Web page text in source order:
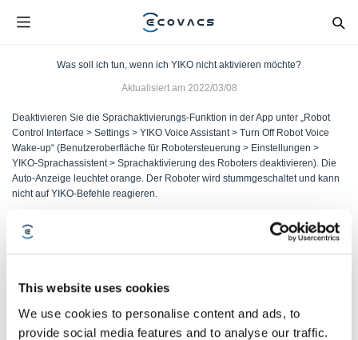
This website uses cookies
We use cookies to personalise content and ads, to
provide social media features and to analyse our traffic.
Was soll ich tun, wenn ich YIKO nicht aktivieren möchte?
Aktualisiert am 2022/03/08
Deaktivieren Sie die Sprachaktivierungs-Funktion in der App unter „Robot
Control Interface > Settings > YIKO Voice Assistant > Turn Off Robot Voice
Wake-up“ (Benutzeroberfläche für Robotersteuerung > Einstellungen >
YIKO-Sprachassistent > Sprachaktivierung des Roboters deaktivieren). Die
Auto-Anzeige leuchtet orange. Der Roboter wird stummgeschaltet und kann
nicht auf YIKO-Befehle reagieren.
War dieser Artikel hilfreich?